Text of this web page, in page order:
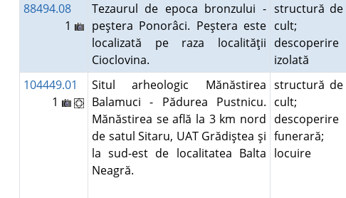
88494.08
1
Tezaurul de epoca bronzului -
peştera Ponorâci. Peştera este
localizată pe raza localităţii
Cioclovina.
structură de
cult;
descoperire
izolată
104449.01
1
Situl arheologic Mănăstirea
Balamuci - Pădurea Pustnicu.
Mănăstirea se află la 3 km nord
de satul Sitaru, UAT Grădiştea şi
la sud-est de localitatea Balta
Neagră.
structură de
cult;
descoperire
funerară;
locuire